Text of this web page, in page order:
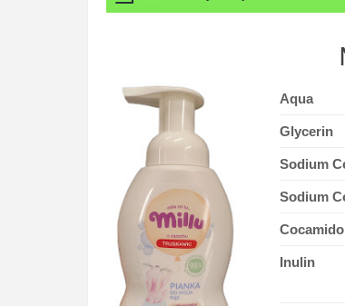
Aqua
Glycerin
Sodium
Sodium
Inulin